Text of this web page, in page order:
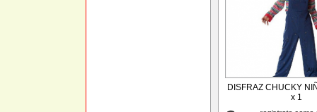
DISFRAZ CHUCKY
x 1